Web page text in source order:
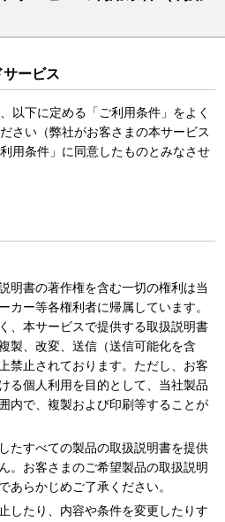
ービス
以下に定める「ご利用条件」をよく
さい（弊社がお客さまの本サービス
用条件」に同意したものとみなさせ
明書の著作権を含む一切の権利は当
カー等各権利者に帰属しています。
、本サービスで提供する取扱説明書
製、改変、送信（送信可能化を含
禁止されております。ただし、お客
る個人利用を目的として、当社製品
内で、複製および印刷等することが
たすべての製品の取扱説明書を提供
。お客さまのご希望製品の取扱説明
あらかじめご了承ください。
したり、内容や条件を変更したりす